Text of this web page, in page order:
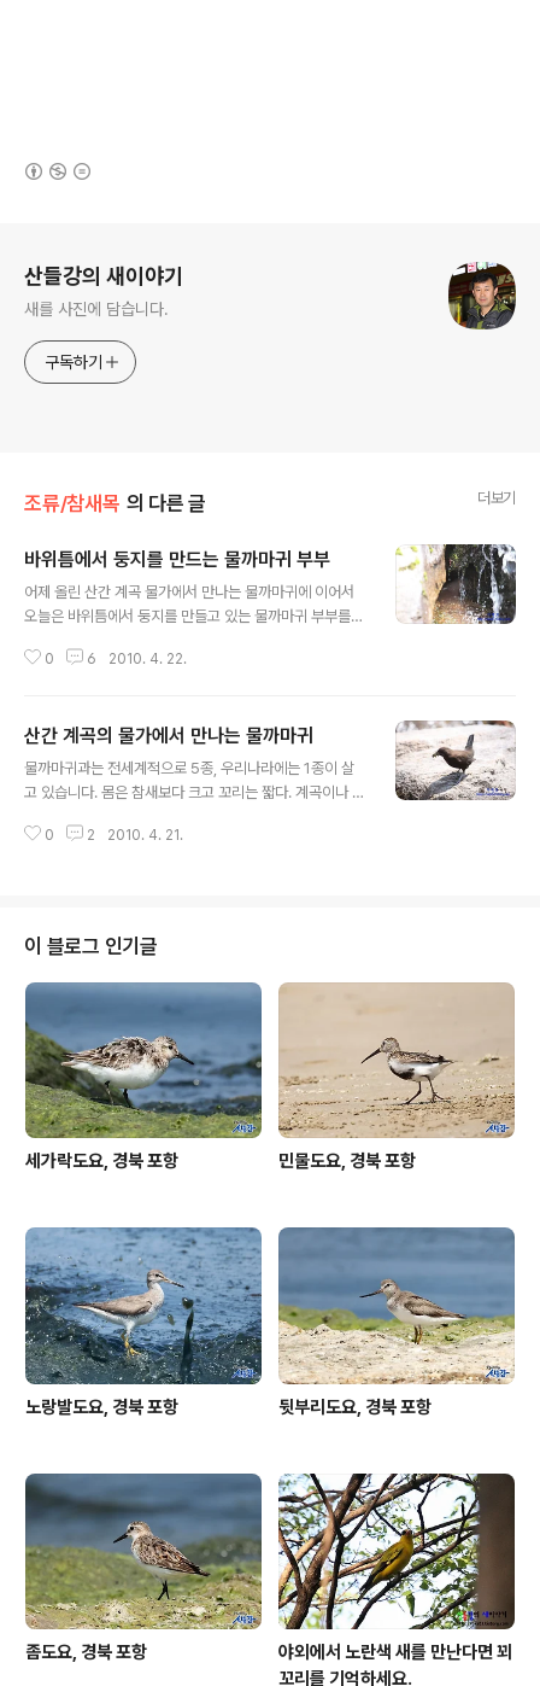
산들강의 새이야기
새를 사진에 담습니다.
구독하기
조류/참새목 의 다른 글 더보기
바위틈에서 둥지를 만드는 물까마귀 부부
어제 올린 산간 계곡 물가에서 만나는 물까마귀에 이어서
오늘은 바위틈에서 둥지를 만들고 있는 물까마귀 부부를
씩 교대로 둥지를 만들 이끼 등을 물고 왔다갔다 하는 모습
없습니다. 이끼를 잔뜩 물고 있는 물까마귀 둥지 안에 잠시
쉬고 있는 모습입니다. 물까마귀 색과 주위의 색이 잘 조화
되어 유심히 봐야 알 수 있습니다. 잠시 휴식을 취한 후 다
를 만들어서 아기새들을 많이 키웠으면 좋겠습니다. 즐거
0 6 2010. 4. 22.
산간 계곡의 물가에서 만나는 물까마귀
물까마귀과는 전세계적으로 5종, 우리나라에는 1종이 살
고 있습니다. 몸은 참새보다 크고 꼬리는 짧다. 계곡이나 물
다. 둥지는 바위틈에 이끼를 사용하여 둥글게 만듭니다. 암
에서 2배 이상 차이나서 금방 구분이 됩니다. 오늘부터 3
일간은 물까마귀만을 게재할 생각입니다. 사진을 촬영하다
가 여러장면을 많이 촬영했기 때문입니다. 아래 모습은 둥
달리는 모습이 엄청 귀엽습니다. 부부가 교대로 둥지를 지
키면서 한마리씩 외출을 합니다. 모양새만 봐서는..
0 2 2010. 4. 21.
이 블로그 인기글
세가락도요, 경북 포항 민물도요, 경북 포항
노랑발도요, 경북 포항 뒷부리도요, 경북 포항
좀도요, 경북 포항
야외에서 노란색 새를 만난다면 꾀
꼬리를 기억하세요.